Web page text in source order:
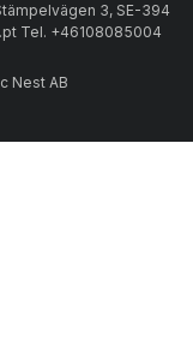
3, SE-394
Tel. +46108085004
Nest AB